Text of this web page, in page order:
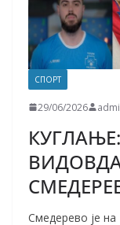
СПОРТ
29/06/2026
КУГЛАЊЕ:
Смедерево је